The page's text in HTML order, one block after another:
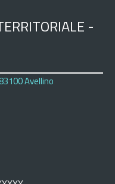
-
Avellino